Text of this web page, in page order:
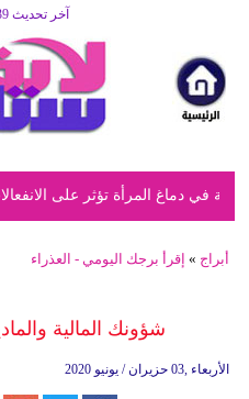
آخر تحديث GMT 19:10:39
دماغ المرأة تؤثر على الانفعالات
أبراج » إقرأ برجك اليومي - العذراء
شؤونك المالية
الأربعاء ,03 حزيران / يونيو 2020